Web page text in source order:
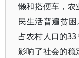
懒和搭便车，农
民生活普遍贫
占农村人口的
影响了社会的